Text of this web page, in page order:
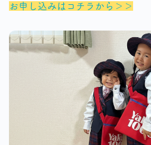
お申し込みはコチラから＞＞